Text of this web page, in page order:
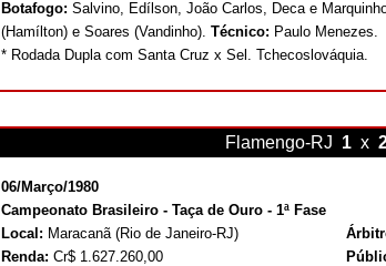
Botafogo: Salvino, Edílson, João Carlos, Deca e
(Hamílton) e Soares (Vandinho). Técnico: Paulo Menezes.
* Rodada Dupla com Santa Cruz x Sel. Tchecoslováquia.
Flamengo-RJ 1 x
06/Março/1980
Campeonato Brasileiro - Taça de Ouro - 1ª Fase
Local: Maracanã (Rio de Janeiro-RJ)
Renda: Cr$ 1.627.260,00